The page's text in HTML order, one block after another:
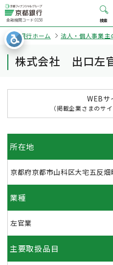
金融機関コード:0158 検索
京都銀行ホーム 法人・個人事業主
株式会社 出口左
WEBサ
（掲載企業さまのサ
所在地
京都府京都市山科区大宅五反
業種
左官業
主要取扱品目